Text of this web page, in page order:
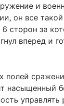
и
он все
сторон за
вперед и
полей
насыщенный
управлять